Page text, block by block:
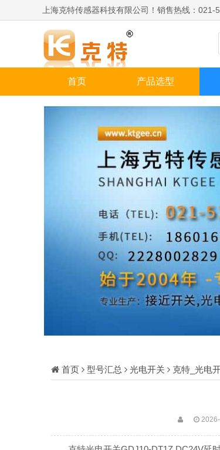
上海克特传感器科技有限公司！销售热线：021-
首页 产品选型
首页 型号汇总 光电开关 克特_光电